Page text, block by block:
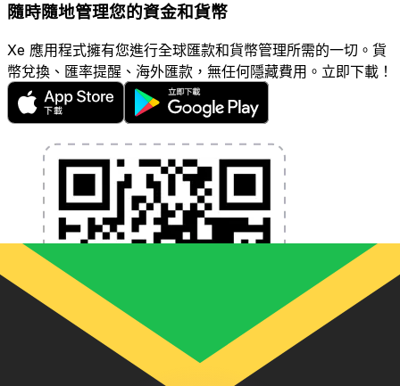
隨時隨地管理您的資金和貨幣
Xe 應用程式擁有您進行全球匯款和貨幣管理所需的一切。貨
幣兌換、匯率提醒、海外匯款，無任何隱藏費用。立即下載！